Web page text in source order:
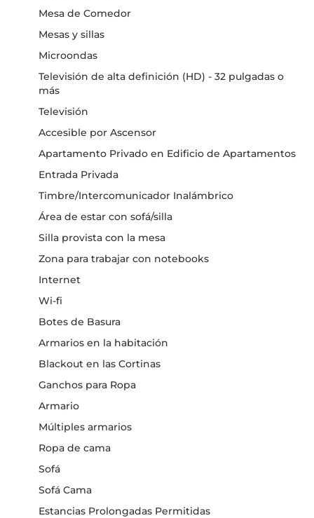
Mesa de Comedor
Mesas y sillas
Microondas
Televisión de alta definición (HD) - 32 pulgadas o
más
Televisión
Accesible por Ascensor
Apartamento Privado en Edificio de Apartamentos
Entrada Privada
Timbre/Intercomunicador Inalámbrico
Área de estar con sofá/silla
Silla provista con la mesa
Zona para trabajar con notebooks
Internet
Wi-fi
Botes de Basura
Armarios en la habitación
Blackout en las Cortinas
Ganchos para Ropa
Armario
Múltiples armarios
Ropa de cama
Sofá
Sofá Cama
Estancias Prolongadas Permitidas